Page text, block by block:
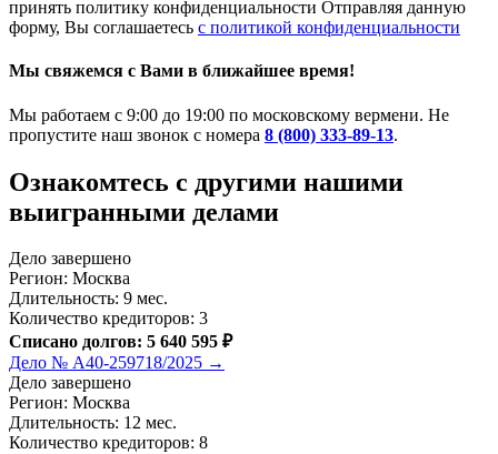
принять политику конфиденциальности Отправляя данную
форму, Вы соглашаетесь с политикой конфиденциальности
Мы свяжемся с Вами в ближайшее время!
Мы работаем с 9:00 до 19:00 по московскому вермени. Не
пропустите наш звонок с номера 8 (800) 333-89-13.
Ознакомтесь c другими нашими
выигранными делами
Дело завершено
Регион: Москва
Длительность: 9 мес.
Количество кредиторов: 3
Списано долгов: 5 640 595 ₽
Дело № А40-259718/2025 →
Дело завершено
Регион: Москва
Длительность: 12 мес.
Количество кредиторов: 8